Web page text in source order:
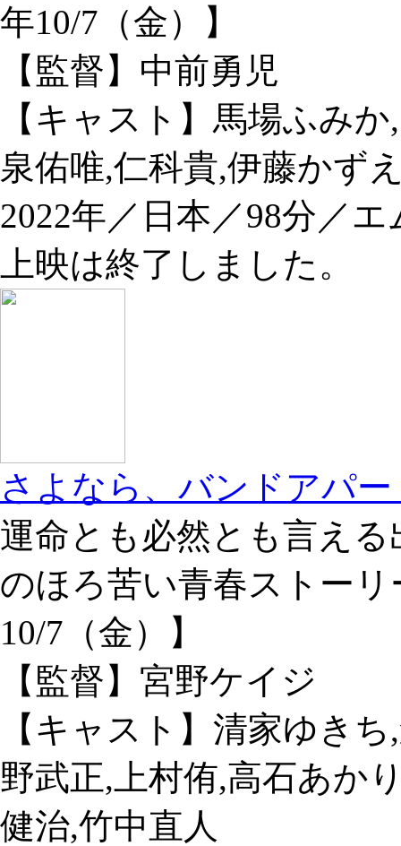
年10/7（金）】
【監督】中前勇児
【キャスト】馬場ふみ
泉佑唯,仁科貴,伊藤かず
2022年／日本／98分／
上映は終了しました。
さよなら、バンドアパー
運命とも必然とも言え
のほろ苦い青春ストーリ
10/7（金）】
【監督】宮野ケイジ
【キャスト】清家ゆき
野武正,上村侑,高石あか
健治,竹中直人